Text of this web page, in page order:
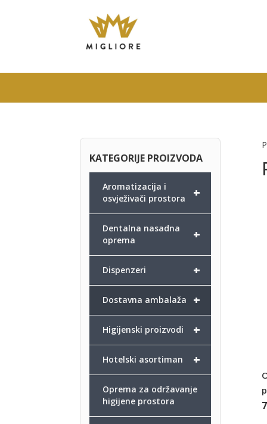
KATEGORIJE PROIZVODA
+
Aromatizacija i
osvježivači prostora
+
Dentalna nasadna
oprema
+
Dispenzeri
+
Dostavna ambalaža
+
Higijenski proizvodi
+
Hotelski asortiman
Oprema za održavanje
higijene prostora